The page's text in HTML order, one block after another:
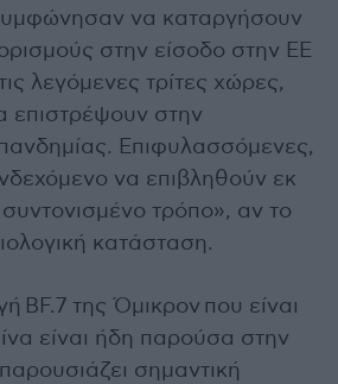
να καταργήσουν
στην είσοδο στην ΕΕ
λεγόμενες τρίτες χώρες,
επιστρέψουν στην
Επιφυλασσόμενες,
να επιβληθούν εκ
τρόπο», αν το
κατάσταση.
BF.7 της Όμικρον που είναι
είναι ήδη παρούσα στην
σημαντική